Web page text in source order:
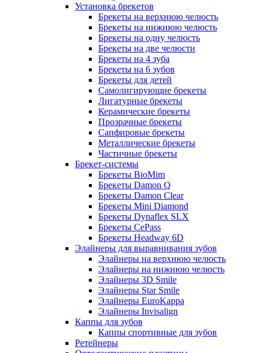
Установка брекетов
Брекеты на верхнюю челюсть
Брекеты на нижнюю челюсть
Брекеты на одну челюсть
Брекеты на две челюсти
Брекеты на 4 зуба
Брекеты на 6 зубов
Брекеты для детей
Самолигирующие брекеты
Лигатурные брекеты
Керамические брекеты
Прозрачные брекеты
Сапфировые брекеты
Металлические брекеты
Частичные брекеты
Брекет-системы
Брекеты BioMim
Брекеты Damon Q
Брекеты Damon Clear
Брекеты Mini Diamond
Брекеты Dynaflex SLX
Брекеты CePass
Брекеты Headway 6D
Элайнеры для выравнивания зубов
Элайнеры на верхнюю челюсть
Элайнеры на нижнюю челюсть
Элайнеры 3D Smile
Элайнеры Star Smile
Элайнеры EuroKappa
Элайнеры Invisalign
Каппы для зубов
Каппы спортивные для зубов
Ретейнеры